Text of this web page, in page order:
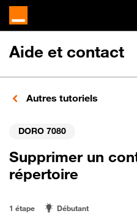
Aide et contact
Autres tutoriels
DORO 7080
Supprimer un
répertoire
1 étape Débutant